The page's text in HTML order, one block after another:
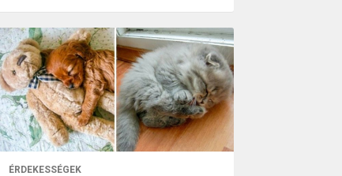
ÉRDEKESSÉGEK